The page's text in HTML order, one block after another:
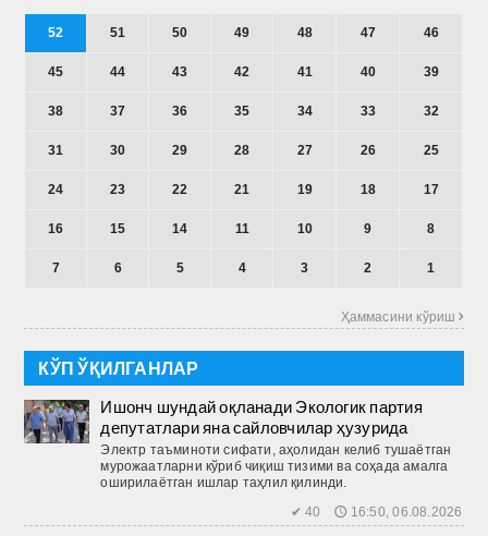
52 51 50 49 48 47 46
45 44 43 42 41 40 39
38 37 36 35 34 33 32
31 30 29 28 27 26 25
24 23 22 21 19 18 17
16 15 14 11 10 9 8
7 6 5 4 3 2 1
Ҳаммасини кўриш 
КЎП ЎҚИЛГАНЛАР
Ишонч шундай оқланади Экологик партия
депутатлари яна сайловчилар ҳузурида
Электр таъминоти сифати, аҳолидан келиб тушаётган
мурожаатларни кўриб чиқиш тизими ва соҳада амалга
оширилаётган ишлар таҳлил қилинди.
✔ 40 🕔 16:50, 06.08.2026